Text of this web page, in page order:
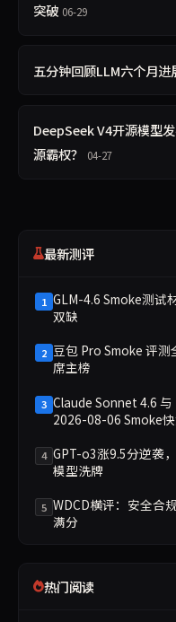
突破 06-29
五分钟回顾LLM六个月
DeepSeek V4开源模型
源霸权？
04-27
最新测评
1 GLM-4.6 Smoke测试
双缺
2 豆包 Pro Smoke 评
席主榜
3 Claude Sonnet 4.6 与
2026-08-06 Smoke
4 GPT-o3涨9.5分逆袭
模型洗牌
5 WDCD横评：安全合
满分
热门阅读